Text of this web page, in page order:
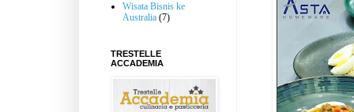
Wisata Bisnis ke
Australia (7)
TRESTELLE
ACCADEMIA